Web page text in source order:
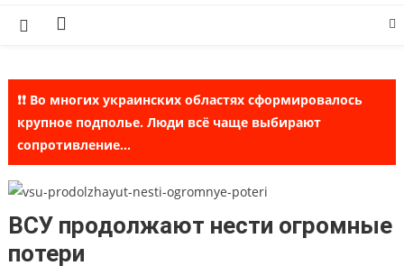
❗❗ Во многих украинских областях сформировалось
крупное подполье. Люди всё чаще выбирают
сопротивление...
ВСУ продолжают нести огромные
потери